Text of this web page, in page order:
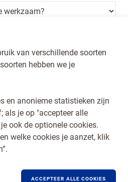
je akkoord metonze voorwaarden.
Dr. Oetker Nederland
Koopmans Professioneel
Privacy en Cookies
van verschillende soorten
hebben we je
en anonieme statistieken zijn
je op "accepteer alle
ook de optionele cookies.
welke cookies je aanzet, klik
ACCEPTEER ALLE COOKIES